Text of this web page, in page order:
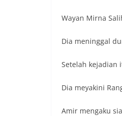
Wayan Mirna
Dia meninggal
Setelah kejadian
Dia meyakini
Amir mengaku